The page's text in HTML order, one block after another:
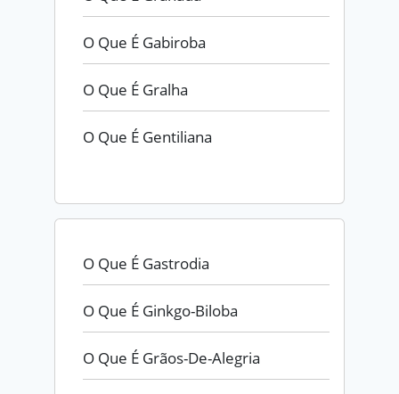
O Que É Gabiroba
O Que É Gralha
O Que É Gentiliana
O Que É Gastrodia
O Que É Ginkgo-Biloba
O Que É Grãos-De-Alegria